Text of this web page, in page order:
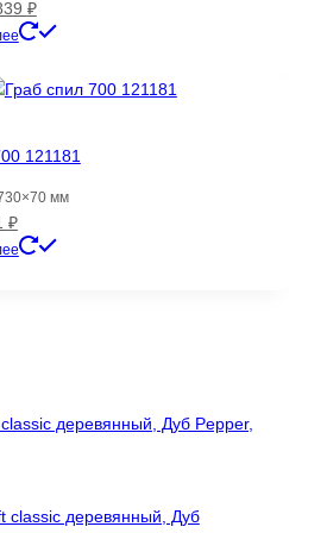
₽.
₽Текущая
цена:
121181
мм
₽Текущая
цена:
classic деревянный, Дуб